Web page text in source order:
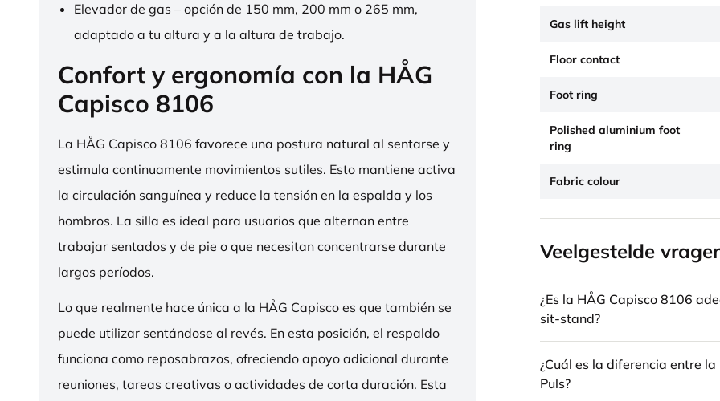
Elevador de gas – opción de 150 mm, 200 mm o 265 mm,
adaptado a tu altura y a la altura de trabajo.
Confort y ergonomía con la HÅG
Capisco 8106
La HÅG Capisco 8106 favorece una postura natural al sentarse y
estimula continuamente movimientos sutiles. Esto mantiene activa
la circulación sanguínea y reduce la tensión en la espalda y los
hombros. La silla es ideal para usuarios que alternan entre
trabajar sentados y de pie o que necesitan concentrarse durante
largos períodos.
Lo que realmente hace única a la HÅG Capisco es que también se
puede utilizar sentándose al revés. En esta posición, el respaldo
funciona como reposabrazos, ofreciendo apoyo adicional durante
reuniones, tareas creativas o actividades de corta duración. Esta
Gas lift height
Floor contact
Foot ring
Polished aluminium foot
ring
Fabric colour
Veelgestelde
¿Es la HÅG Capisco 8106
sit-stand?
¿Cuál es la diferencia entre
Puls?